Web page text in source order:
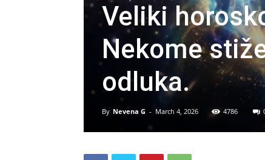
Veliki
Nekome
odluka.
By Nevena G - March 4, 2026 4786